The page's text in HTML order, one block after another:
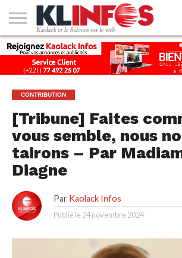
#2
(PAS
DE
TITRE)
KAOLACK
POLITIQUE
ECONOMIE
SOCIÉTÉ
CULTURE
PEOPLE
SPORT
SANTÉ
AFRIQUE
INTERNATIONAL
EMPLOI &
FORMATION
CONTRIBUTION
[Tribune] Faites
vous semble, nous
tairons – Par
Diagne
Par Kaolack Infos
Publié le 24 novembre 2024